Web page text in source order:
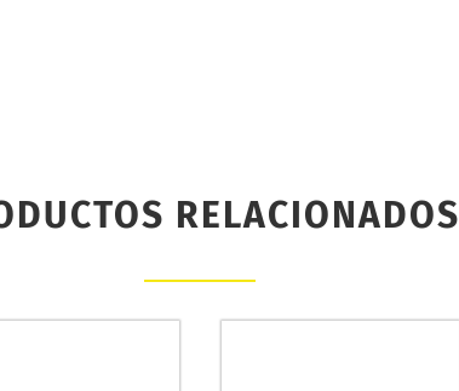
RELACIONADOS